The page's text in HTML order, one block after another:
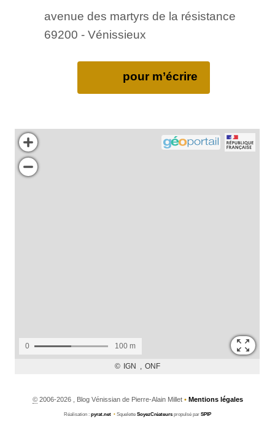
avenue des martyrs de la résistance
69200 - Vénissieux
pour m’écrire
©2006-2026 , Blog Vénissian de Pierre-Alain Millet • Mentions légales
Réalisation : pyrat.net • Squelette SoyezCréateurs propulsé par SPIP